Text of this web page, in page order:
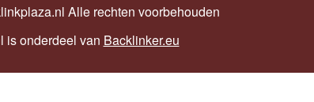
Alle rechten voorbehouden
is onderdeel van Backlinker.eu